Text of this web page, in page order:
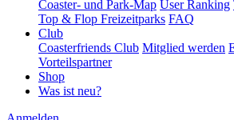
Coaster- und Park-Map User Ranking
Top & Flop Freizeitparks FAQ
Club
Coasterfriends Club Mitglied werden
Vorteilspartner
Shop
Was ist neu?